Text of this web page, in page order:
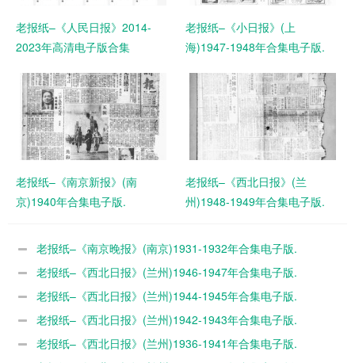
老报纸–《人民日报》2014-
2023年高清电子版合集
老报纸–《小日报》(上
海)1947-1948年合集电子版.
老报纸–《南京新报》(南
京)1940年合集电子版.
老报纸–《西北日报》(兰
州)1948-1949年合集电子版.
老报纸–《南京晚报》(南京)1931-1932年合集电子版.
老报纸–《西北日报》(兰州)1946-1947年合集电子版.
老报纸–《西北日报》(兰州)1944-1945年合集电子版.
老报纸–《西北日报》(兰州)1942-1943年合集电子版.
老报纸–《西北日报》(兰州)1936-1941年合集电子版.